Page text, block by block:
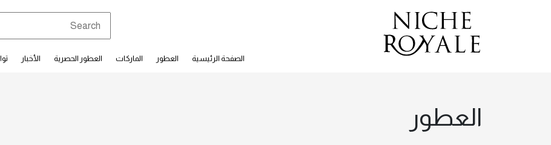
الصفحة الرئيسية العطور الماركات العطور الحصرية الأخبار
العطور